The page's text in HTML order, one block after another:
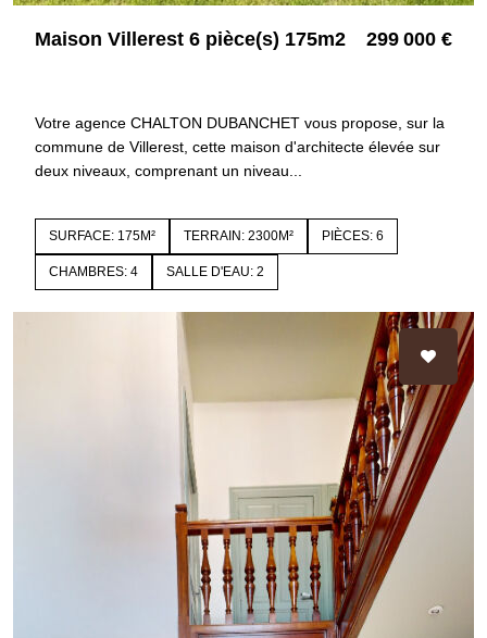
Maison Villerest 6 pièce(s) 175m2 299 000 €
Votre agence CHALTON DUBANCHET vous propose, sur la
commune de Villerest, cette maison d'architecte élevée sur
deux niveaux, comprenant un niveau...
SURFACE: 175M² TERRAIN: 2300M² PIÈCES: 6
CHAMBRES: 4 SALLE D'EAU: 2